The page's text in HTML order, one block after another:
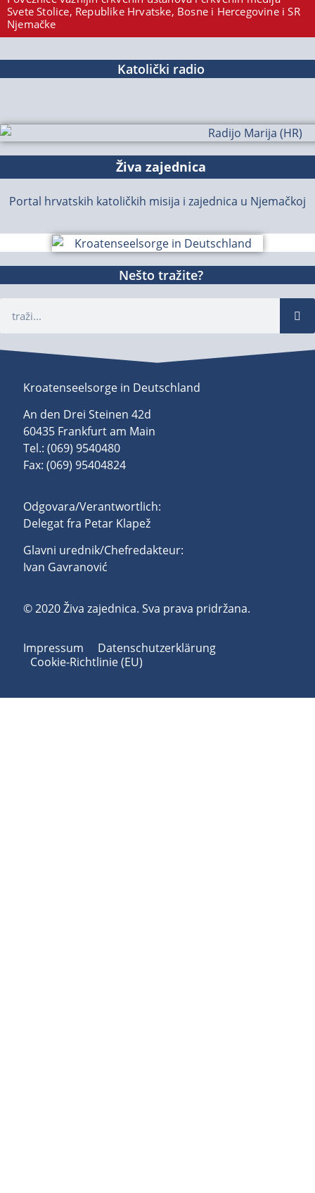
Svete Stolice, Republike Hrvatske, Bosne i Hercegovine i SR
Njemačke
Katolički radio
Živa zajednica
Portal hrvatskih katoličkih misija i zajednica u Njemačkoj
Nešto tražite?
Kroatenseelsorge in Deutschland
An den Drei Steinen 42d
60435 Frankfurt am Main
Tel.: (069) 9540480
Fax: (069) 95404824
Odgovara/Verantwortlich:
Delegat fra Petar Klapež
Glavni urednik/Chefredakteur:
Ivan Gavranović
© 2020 Živa zajednica. Sva prava pridržana.
Impressum
Datenschutzerklärung
Cookie-Richtlinie (EU)